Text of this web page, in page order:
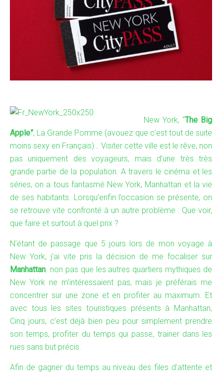
New York, “The Big
Apple”, La Grande Pomme (avouez que c’est tout de suite
moins sexy en Français)… Visiter cette ville est le rêve, non
pas uniquement des voyageurs, mais d’une très très
grande partie de la population. A travers le cinéma et les
séries, on a tous fantasmé New York, Manhattan et la vie
de ses habitants. Lorsqu’enfin l’occasion se présente, on
se retrouve vite confronté à un autre problème : Que voir,
que faire et surtout à quel prix ?
N’étant de passage que 5 jours lors de mon voyage à
New York, j’ai vite pris la décision de me focaliser sur
Manhattan. non pas que les autres quartiers mythiques de
New York ne m’intéressaient pas, mais je préférais me
concentrer sur une zone et en profiter au maximum. Et
avec tous les sites touristiques présents à Manhattan,
Cinq jours, c’est déjà bien peu pour simplement prendre
son temps, profiter du temps qui passe, trainer dans les
rues sans but précis.
Afin de gagner du temps au niveau des files d’attente et